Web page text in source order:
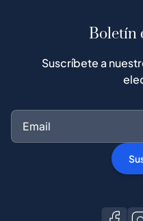
Boletín
Suscríbete a